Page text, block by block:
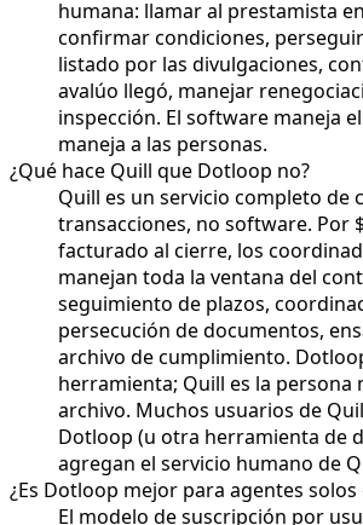
humana: llamar al prestamista
confirmar condiciones,
listado por las divulgaciones,
avalúo llegó, manejar
inspección. El software maneja
maneja a las personas.
¿Qué hace Quill que Dotloop no?
Quill es un servicio completo de
transacciones, no software. Por
facturado al cierre, los
manejan toda la ventana del
seguimiento de plazos,
persecución de documentos,
archivo de cumplimiento.
herramienta; Quill es la persona
archivo. Muchos usuarios de
Dotloop (u otra herramienta de
agregan el servicio humano de
¿Es Dotloop mejor para agentes solos
El modelo de suscripción por